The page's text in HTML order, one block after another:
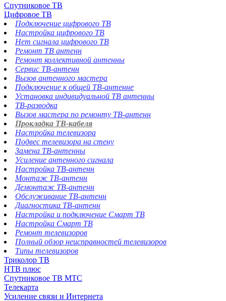
Спутниковое ТВ
Цифровое ТВ
Подключение цифрового ТВ
Настройка цифрового ТВ
Нет сигнала цифрового ТВ
Ремонт ТВ антенн
Ремонт коллективной антенны
Сервис ТВ-антенн
Вызов антенного мастера
Подключение к общей ТВ-антенне
Установка индивидуальной ТВ антенны
ТВ-разводка
Вызов мастера по ремонту ТВ-антенн
Прокладка ТВ-кабеля
Настройка телевизора
Подвес телевизора на стену
Замена ТВ-антенны
Усиление антенного сигнала
Настройка ТВ-антенн
Монтаж ТВ-антенн
Демонтаж ТВ-антенн
Обслуживание ТВ-антенн
Диагностика ТВ-антенн
Настройка и подключение Смарт ТВ
Настройка Смарт ТВ
Ремонт телевизоров
Полный обзор неисправностей телевизоров
Типы телевизоров
Триколор ТВ
НТВ плюс
Спутниковое ТВ МТС
Телекарта
Усиление связи и Интернета